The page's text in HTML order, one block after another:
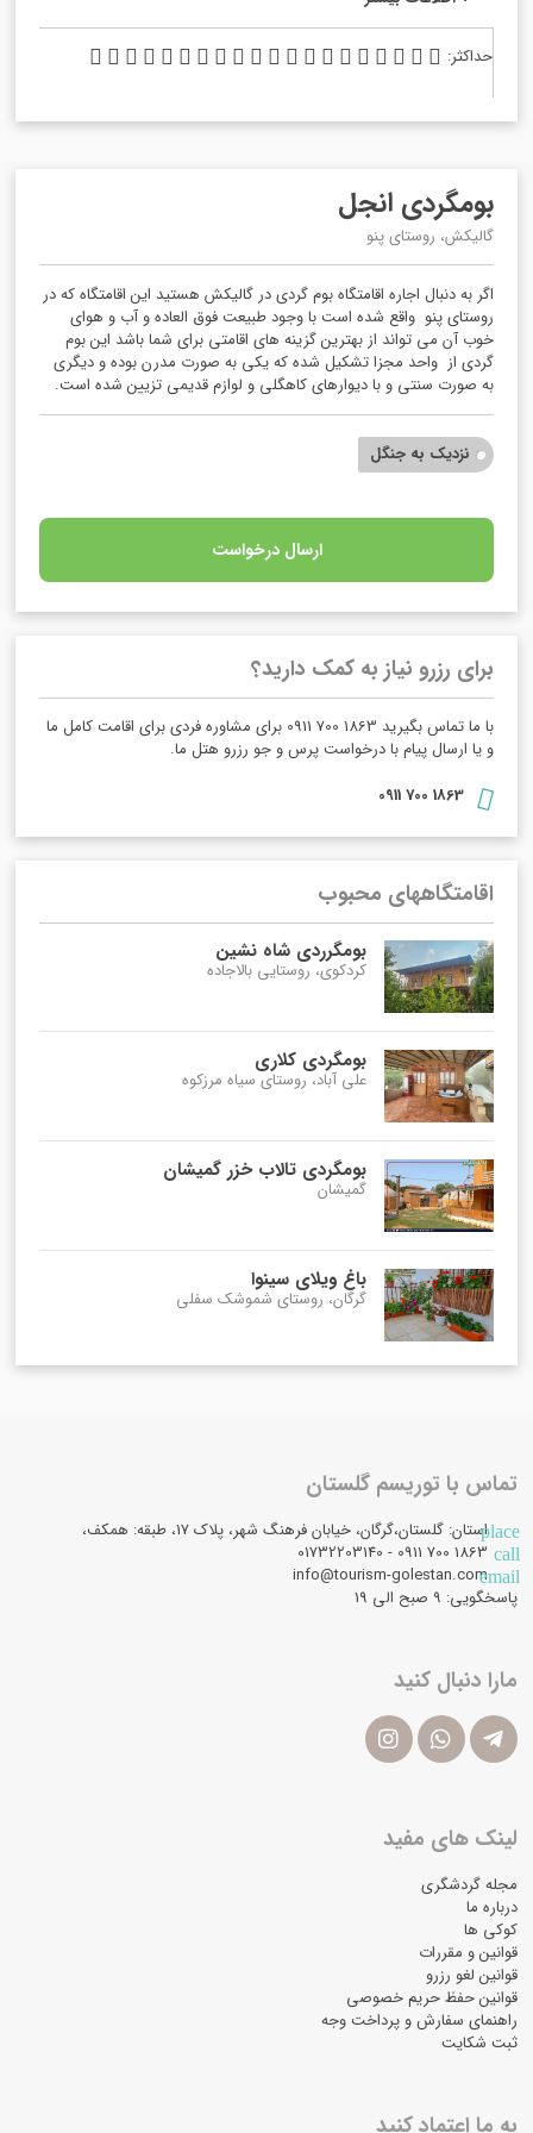
حداکثر: 



















بومگردی انجل
گالیکش، روستای پنو
اگر به دنبال اجاره اقامتگاه بوم گردی در گالیکش هستید این اقامتگاه که در
روستای پنو واقع شده است با وجود طبیعت فوق العاده و آب و هوای
خوب آن می تواند از بهترین گزینه های اقامتی برای شما باشد این بوم
گردی از واحد مجزا تشکیل شده که یکی به صورت مدرن بوده و دیگری
به صورت سنتی و با دیوارهای کاهگلی و لوازم قدیمی تزیین شده است.
نزدیک به جنگل
ارسال درخواست
برای رزرو نیاز به کمک دارید؟
با ما تماس بگیرید 1863 700 0911 برای مشاوره فردی برای اقامت کامل ما
و یا ارسال پیام با درخواست پرس و جو رزرو هتل ما.
1863 700 0911
اقامتگاههای محبوب
بومگرردی شاه نشین
کردکوی، روستایی بالاجاده
بومگردی کلاری
علی آباد، روستای سیاه مرزکوه
بومگردی تالاب خزر گمیشان
گمیشان
باغ ویلای سینوا
گرگان، روستای شموشک سفلی
تماس با توریسم گلستان
placeاستان: گلستان،گرگان، خیابان فرهنگ شهر، پلاک 17، طبقه: همکف،
call
email
info@tourism-golestan.com
پاسخگویی: ۹ صبح الی 19
مارا دنبال کنید
لینک های مفید
مجله گردشگری
درباره ما
کوکی ها
قوانین و مقررات
قوانین لغو رزرو
قوانین حفظ حریم خصوصی
راهنمای سفارش و پرداخت وجه
ثبت شکایت
به ما اعتماد کنید